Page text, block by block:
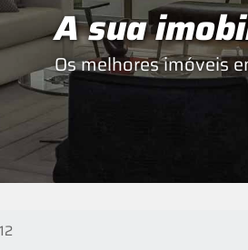
A sua
Os melhores imóveis